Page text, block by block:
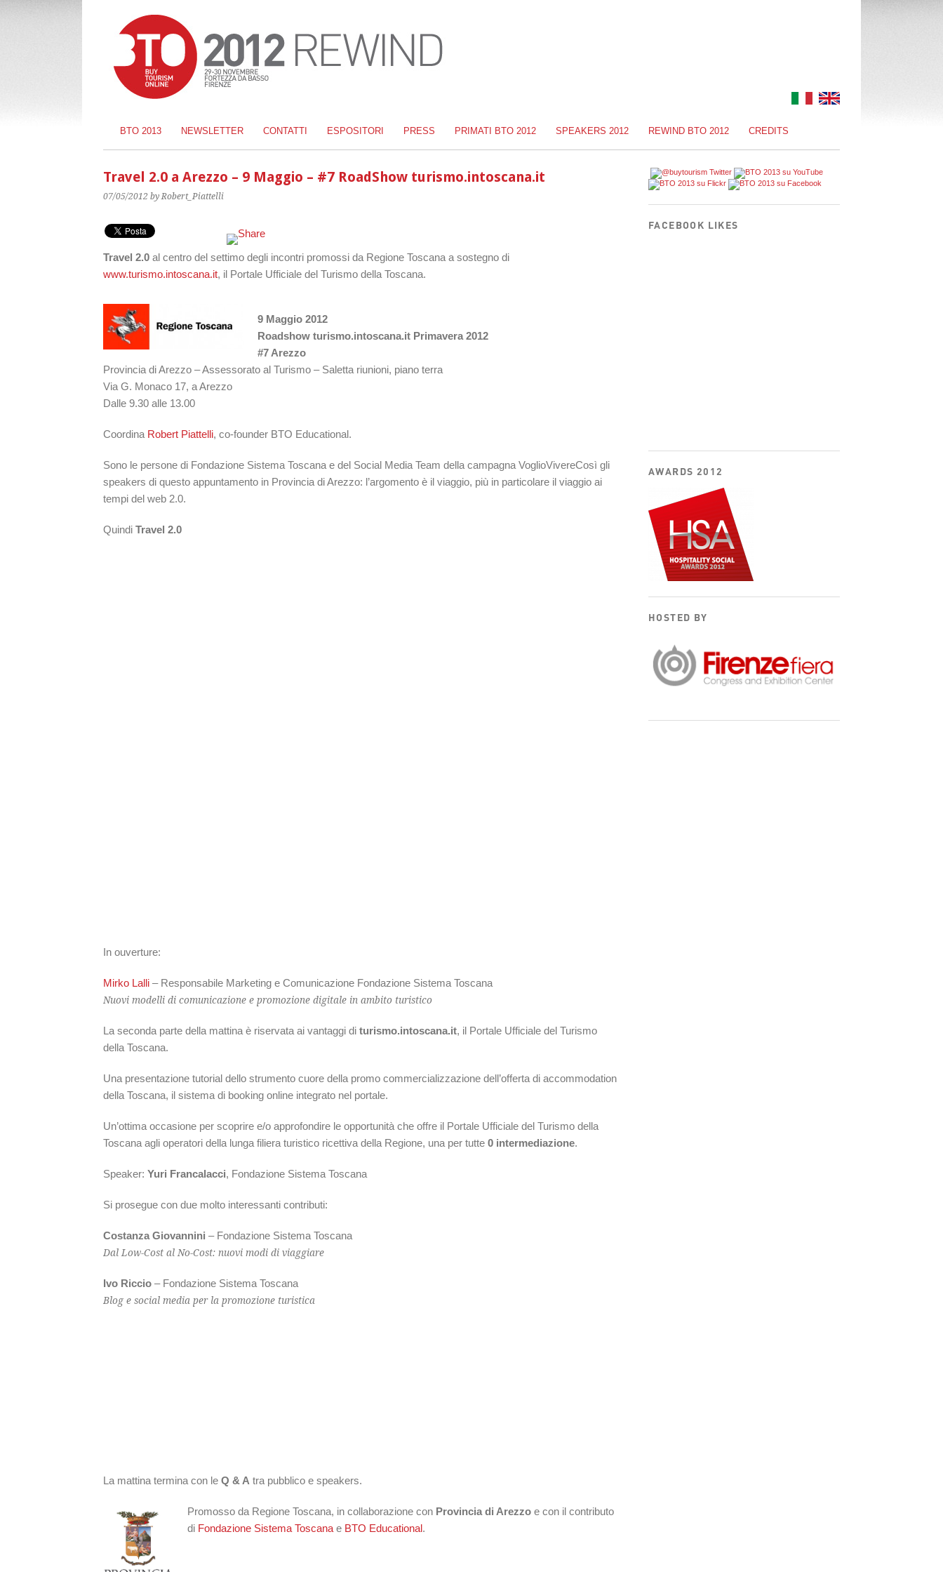
BTO 2013 NEWSLETTER CONTATTI ESPOSITORI PRESS PRIMATI BTO 2012 SPEAKERS 2012 REWIND BTO 2012 CREDITS
Travel 2.0 a Arezzo – 9 Maggio – #7 RoadShow turismo.intoscana.it
07/05/2012 by Robert_Piattelli
Travel 2.0 al centro del settimo degli incontri promossi da Regione Toscana a sostegno di
www.turismo.intoscana.it, il Portale Ufficiale del Turismo della Toscana.
9 Maggio 2012
Roadshow turismo.intoscana.it Primavera 2012
#7 Arezzo
Provincia di Arezzo – Assessorato al Turismo – Saletta riunioni, piano terra
Via G. Monaco 17, a Arezzo
Dalle 9.30 alle 13.00
Coordina Robert Piattelli, co-founder BTO Educational.
Sono le persone di Fondazione Sistema Toscana e del Social Media Team della campagna VoglioVivereCosì gli
speakers di questo appuntamento in Provincia di Arezzo: l’argomento è il viaggio, più in particolare il viaggio ai
tempi del web 2.0.
Quindi Travel 2.0
In ouverture:
Mirko Lalli – Responsabile Marketing e Comunicazione Fondazione Sistema Toscana
Nuovi modelli di comunicazione e promozione digitale in ambito turistico
La seconda parte della mattina è riservata ai vantaggi di turismo.intoscana.it, il Portale Ufficiale del Turismo
della Toscana.
Una presentazione tutorial dello strumento cuore della promo commercializzazione dell’offerta di accommodation
della Toscana, il sistema di booking online integrato nel portale.
Un’ottima occasione per scoprire e/o approfondire le opportunità che offre il Portale Ufficiale del Turismo della
Toscana agli operatori della lunga filiera turistico ricettiva della Regione, una per tutte 0 intermediazione.
Speaker: Yuri Francalacci, Fondazione Sistema Toscana
Si prosegue con due molto interessanti contributi:
Costanza Giovannini – Fondazione Sistema Toscana
Dal Low-Cost al No-Cost: nuovi modi di viaggiare
Ivo Riccio – Fondazione Sistema Toscana
Blog e social media per la promozione turistica
La mattina termina con le Q & A tra pubblico e speakers.
Promosso da Regione Toscana, in collaborazione con Provincia di Arezzo e con il contributo
di Fondazione Sistema Toscana e BTO Educational.
FACEBOOK LIKES
AWARDS 2012
HOSTED BY